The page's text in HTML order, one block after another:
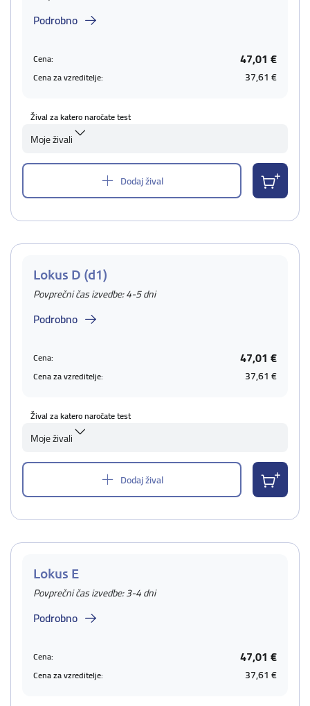
Podrobno
Cena: 47,01 €
Cena za vzreditelje: 37,61 €
Žival za katero naročate test
Moje živali
Dodaj žival
Lokus D (d1)
Povprečni čas izvedbe: 4-5 dni
Podrobno
Cena: 47,01 €
Cena za vzreditelje: 37,61 €
Žival za katero naročate test
Moje živali
Dodaj žival
Lokus E
Povprečni čas izvedbe: 3-4 dni
Podrobno
Cena: 47,01 €
Cena za vzreditelje: 37,61 €